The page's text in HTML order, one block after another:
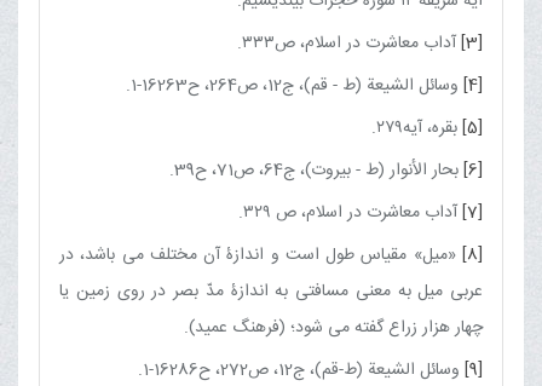
[3]آداب معاشرت در اسلام، ص۳۳۳.
[4] وسائل الشیعة (ط - قم)، ج‏12، ص264، ح16263-1.
[5]بقره، آیه۲۷۹.
[6]بحار الأنوار (ط - بیروت)، ج‏64، ص71، ح39.
[7]آداب معاشرت در اسلام، ص ۳۲۹.
[8] «میل» مقیاس طول است و اندازۀ آن مختلف مى ‌باشد، در
عربى میل به معنى مسافتى به‌ اندازۀ مدّ بصر در روى زمین یا
چهار هزار زراع گفته مى ‌شود؛ (فرهنگ عمید).
[9] وسائل الشیعة (ط-قم)، ج‏12، ص272، ح16286-1.